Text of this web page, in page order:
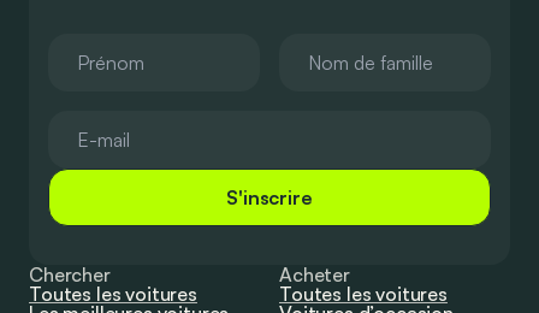
S'inscrire
Chercher
Toutes les voitures
Acheter
Toutes les voitures